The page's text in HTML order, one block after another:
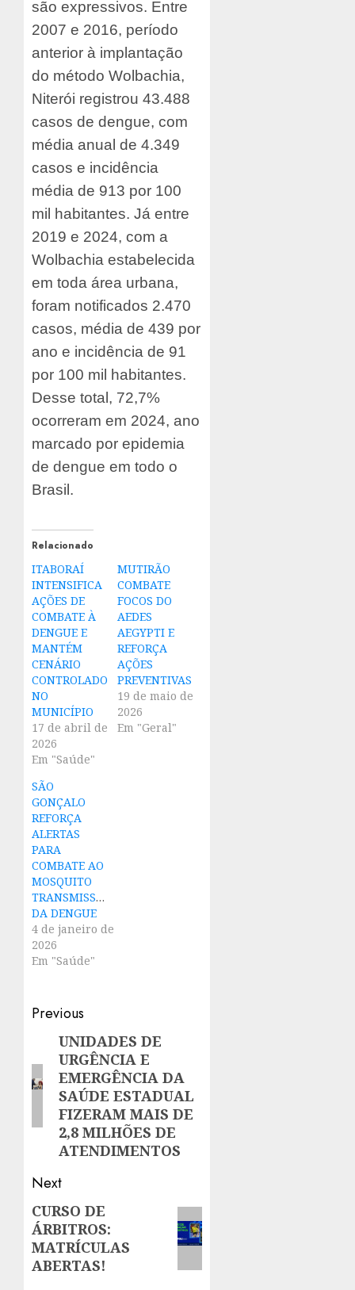
são expressivos. Entre
2007 e 2016, período
anterior à implantação
do método Wolbachia,
Niterói registrou 43.488
casos de dengue, com
média anual de 4.349
casos e incidência
média de 913 por 100
mil habitantes. Já entre
2019 e 2024, com a
Wolbachia estabelecida
em toda área urbana,
foram notificados 2.470
casos, média de 439 por
ano e incidência de 91
por 100 mil habitantes.
Desse total, 72,7%
ocorreram em 2024, ano
marcado por epidemia
de dengue em todo o
Brasil.
Relacionado
ITABORAÍ
INTENSIFICA
AÇÕES DE
COMBATE À
DENGUE E
MANTÉM
CENÁRIO
CONTROLADO
NO
MUNICÍPIO
17 de abril de
2026
Em "Saúde"
MUTIRÃO
COMBATE
FOCOS DO
AEDES
AEGYPTI E
REFORÇA
AÇÕES
PREVENTIVAS
19 de maio de
2026
Em "Geral"
SÃO
GONÇALO
REFORÇA
ALERTAS
PARA
COMBATE AO
MOSQUITO
TRANSMISSOR
DA DENGUE
4 de janeiro de
2026
Em "Saúde"
Post
navigation
Previous
Previous
post:
UNIDADES DE
URGÊNCIA E
EMERGÊNCIA DA
SAÚDE ESTADUAL
FIZERAM MAIS DE
2,8 MILHÕES DE
ATENDIMENTOS
Next
Next
post:
CURSO DE
ÁRBITROS:
MATRÍCULAS
ABERTAS!